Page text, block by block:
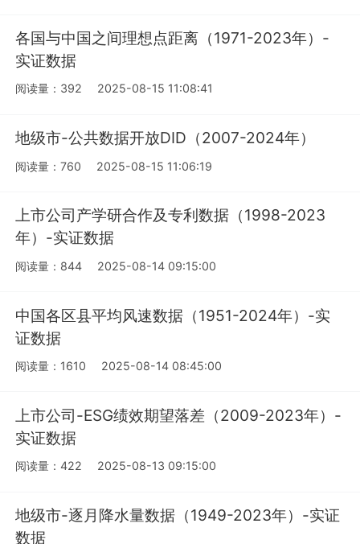
各国与中国之间理想点距离（1971-2023年）-
实证数据
阅读量：392 2025-08-15 11:08:41
地级市-公共数据开放DID（2007-2024年）
阅读量：760 2025-08-15 11:06:19
上市公司产学研合作及专利数据（1998-2023
年）-实证数据
阅读量：844 2025-08-14 09:15:00
中国各区县平均风速数据（1951-2024年）-实
证数据
阅读量：1610 2025-08-14 08:45:00
上市公司-ESG绩效期望落差（2009-2023年）-
实证数据
阅读量：422 2025-08-13 09:15:00
地级市-逐月降水量数据（1949-2023年）-实证
数据